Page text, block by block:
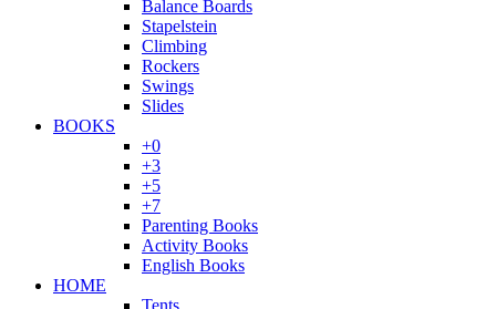
Balance Boards
Stapelstein
Climbing
Rockers
Swings
Slides
BOOKS
+0
+3
+5
+7
Parenting Books
Activity Books
English Books
HOME
Tents